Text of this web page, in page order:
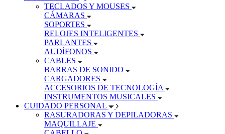
TECLADOS Y MOUSES
CÁMARAS
SOPORTES
RELOJES INTELIGENTES
PARLANTES
AUDÍFONOS
CABLES
BARRAS DE SONIDO
CARGADORES
ACCESORIOS DE TECNOLOGÍA
INSTRUMENTOS MUSICALES
CUIDADO PERSONAL
RASURADORAS Y DEPILADORAS
MAQUILLAJE